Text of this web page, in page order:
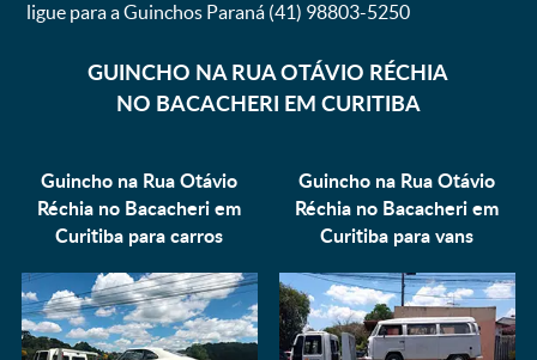
ligue para a Guinchos Paraná (41) 98803-5250
GUINCHO NA RUA OTÁVIO RÉCHIA
NO BACACHERI EM CURITIBA
Guincho na Rua Otávio
Réchia no Bacacheri em
Curitiba paracarros
Guincho na Rua Otávio
Réchia no Bacacheri em
Curitiba paravans